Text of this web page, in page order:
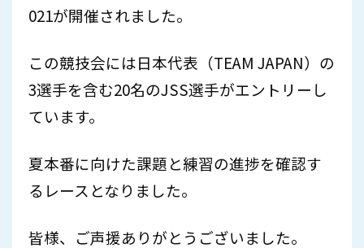
021が開催されました。
この競技会には日本代表（TEAM JAPAN）の
3選手を含む20名のJSS選手がエントリーし
ています。
夏本番に向けた課題と練習の進捗を確認す
るレースとなりました。
皆様、ご声援ありがとうございました。